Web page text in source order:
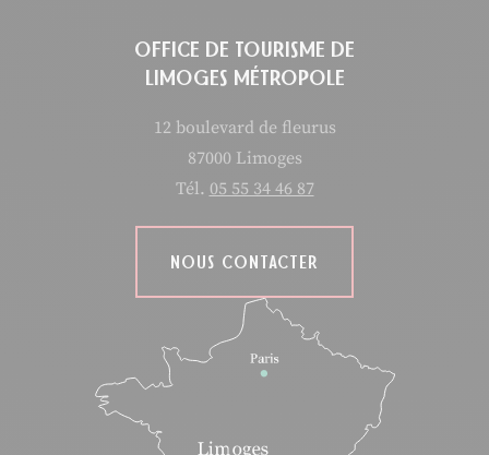
OFFICE DE TOURISME DE
LIMOGES MÉTROPOLE
12 boulevard de fleurus
87000 Limoges
Tél. 05 55 34 46 87
NOUS CONTACTER